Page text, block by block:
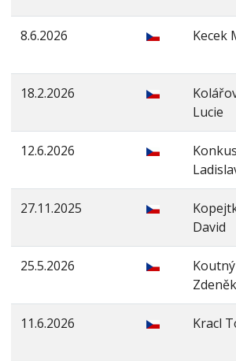
8.6.2026 Kecek
18.2.2026
Lucie
12.6.2026
Konkus
27.11.2025
David
25.5.2026
Koutný
Zdeněk
11.6.2026 Kracl